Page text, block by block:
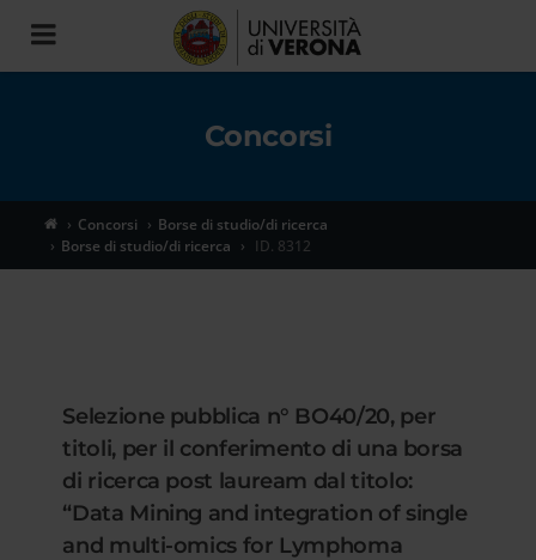
Toggle
navigation
Concorsi
Concorsi
Borse di studio/di ricerca
Borse di studio/di ricerca
ID. 8312
Selezione pubblica n° BO40/20, per
titoli, per il conferimento di una borsa
di ricerca post lauream dal titolo:
“Data Mining and integration of single
and multi-omics for Lymphoma